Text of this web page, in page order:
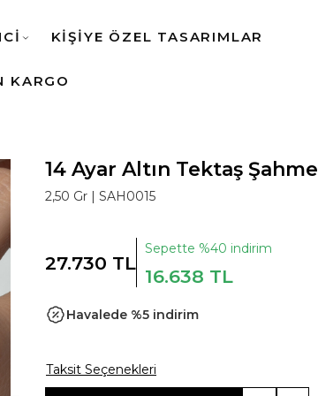
KİŞİYE ÖZEL TASARIMLAR
KARGO
14 Ayar Altın Tektaş
2,50 Gr | SAH0015
27.730 TL
Sepette %40 indirim
16.638 TL
Havalede %5 indirim
Taksit Seçenekleri